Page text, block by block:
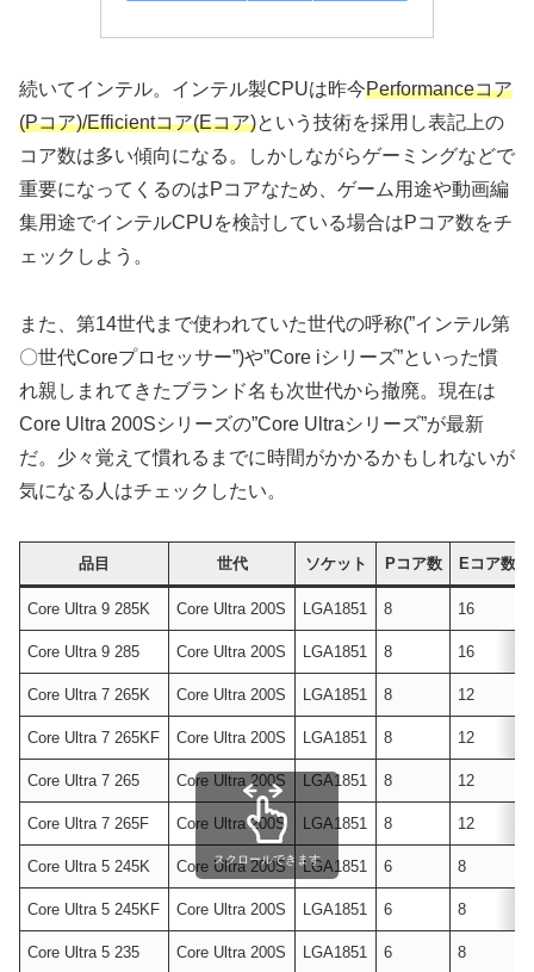
続いてインテル。インテル製CPUは昨今Performanceコア
(Pコア)/Efficientコア(Eコア)という技術を採用し表記上の
コア数は多い傾向になる。しかしながらゲーミングなどで
重要になってくるのはPコアなため、ゲーム用途や動画編
集用途でインテルCPUを検討している場合はPコア数をチ
ェックしよう。
また、第14世代まで使われていた世代の呼称(”インテル第
〇世代Coreプロセッサー”)や”Core iシリーズ”といった慣
れ親しまれてきたブランド名も次世代から撤廃。現在は
Core Ultra 200Sシリーズの”Core Ultraシリーズ”が最新
だ。少々覚えて慣れるまでに時間がかかるかもしれないが
気になる人はチェックしたい。
品目 世代 ソケット Pコア数 Eコア数
Core Ultra 9 285K Core Ultra 200S LGA1851 8 16
Core Ultra 9 285 Core Ultra 200S LGA1851 8 16
Core Ultra 7 265K Core Ultra 200S LGA1851 8 12
Core Ultra 7 265KF Core Ultra 200S LGA1851 8 12
Core Ultra 7 265 Core Ultra 200S LGA1851 8 12
Core Ultra 7 265F Core Ultra 200S LGA1851 8 12
Core Ultra 5 245K Core Ultra 200S LGA1851 6 8
Core Ultra 5 245KF Core Ultra 200S LGA1851 6 8
Core Ultra 5 235 Core Ultra 200S LGA1851 6 8
スクロールできます